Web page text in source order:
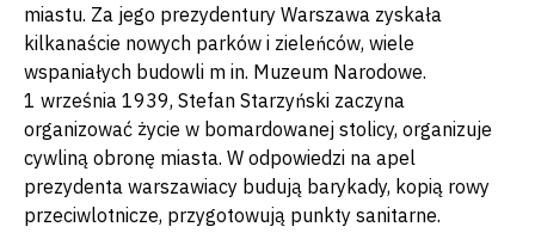
miastu. Za jego prezydentury Warszawa zyskała
kilkanaście nowych parków i zieleńców, wiele
wspaniałych budowli m in. Muzeum Narodowe.
1 września 1939, Stefan Starzyński zaczyna
organizować życie w bomardowanej stolicy, organizuje
cywliną obronę miasta. W odpowiedzi na apel
prezydenta warszawiacy budują barykady, kopią rowy
przeciwlotnicze, przygotowują punkty sanitarne.